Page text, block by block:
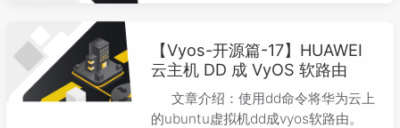
【Vyos-开源篇-17】HUAWEI
云主机 DD 成 VyOS 软路由
文章介绍：使用dd命令将华为云上
的ubuntu虚拟机dd成vyos软路由。